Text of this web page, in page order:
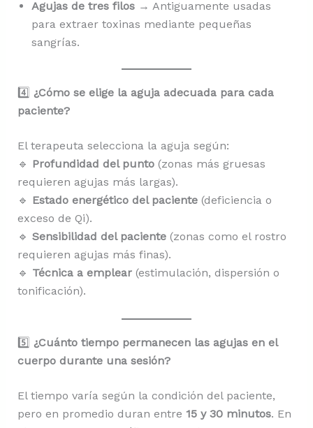
Agujas de tres filos→ Antiguamente usadas
para extraer toxinas mediante pequeñas
sangrías.
4️⃣ ¿Cómo se elige la aguja adecuada para cada
paciente?
El terapeuta selecciona la aguja según:
🔹 Profundidad del punto(zonas más gruesas
requieren agujas más largas).
🔹 Estado energético del paciente(deficiencia o
exceso de Qi).
🔹 Sensibilidad del paciente(zonas como el rostro
requieren agujas más finas).
🔹 Técnica a emplear(estimulación, dispersión o
tonificación).
5️⃣ ¿Cuánto tiempo permanecen las agujas en el
cuerpo durante una sesión?
El tiempo varía según la condición del paciente,
pero en promedio duran entre 15 y 30 minutos. En